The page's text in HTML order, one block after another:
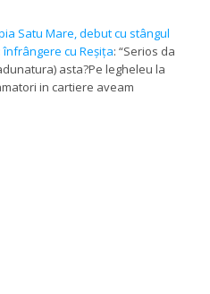
Satu Mare, debut cu stângul
înfrângere cu Reșița: “Serios da
asta?Pe legheleu la
in cartiere aveam